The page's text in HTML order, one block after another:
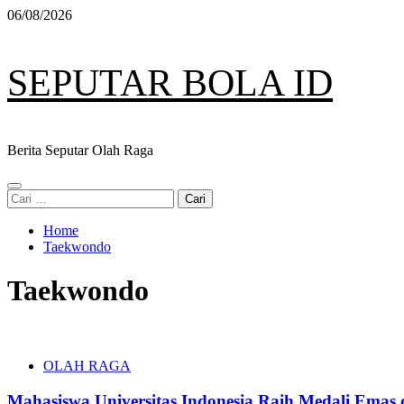
Skip
06/08/2026
SEPUTAR BOLA ID
Berita Seputar Olah Raga
Primary
Menu
Cari
untuk:
Home
Taekwondo
Taekwondo
OLAH RAGA